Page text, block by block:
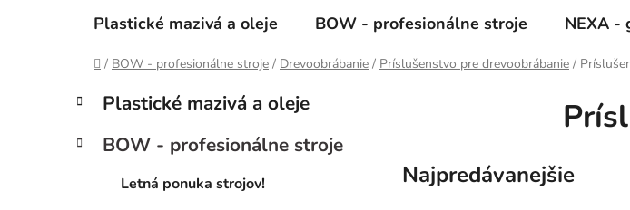
Plastické mazivá a oleje BOW - profesionálne stroje NEXA -
Domov
/ BOW - profesionálne stroje / Drevoobrábanie / Príslušenstvo pre drevoobrábanie /
B
č
Preskočiť
kategórie
K
a
e
Plastické mazivá a oleje
BOW - profesionálne stroje
Letná ponuka strojov!
Najpredávanejšie